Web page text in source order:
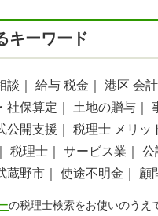
キーワード
談｜ 給与 税金｜ 港区 会計
社保算定｜ 土地の贈与｜
公開支援｜ 税理士 メリッ
税理士｜ サービス業｜ 公
蔵野市｜ 使途不明金｜ 顧
の税理士検索をお使いのうえ